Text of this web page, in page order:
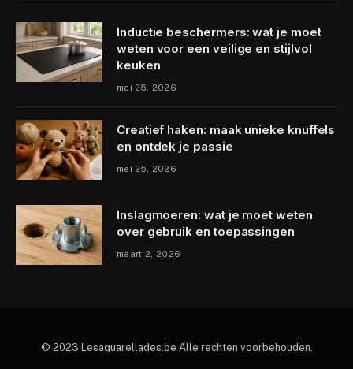
Inductie beschermers: wat je moet
weten voor een veilige en stijlvol
keuken
mei 25, 2026
Creatief haken: maak unieke knuffels
en ontdek je passie
mei 25, 2026
Inslagmoeren: wat je moet weten
over gebruik en toepassingen
maart 2, 2026
© 2023 Lesaquarellades.be Alle rechten voorbehouden.